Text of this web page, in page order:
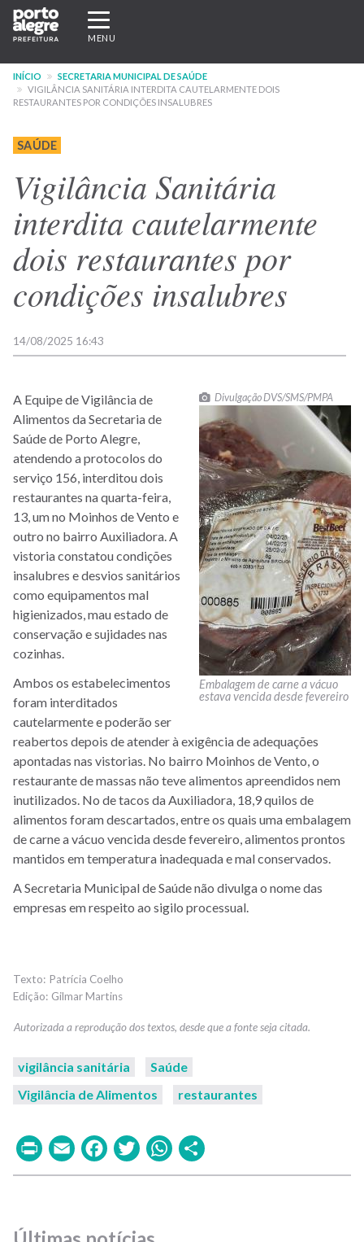
Pular
para
conteúdo
principal
Expandir/recolher
navegação
MENU
INÍCIO
SECRETARIA MUNICIPAL DE SAÚDE
VIGILÂNCIA SANITÁRIA INTERDITA CAUTELARMENTE DOIS
RESTAURANTES POR CONDIÇÕES INSALUBRES
SAÚDE
Vigilância Sanitária
interdita cautelarmente
dois restaurantes por
condições insalubres
14/08/2025 16:43
Divulgação DVS/SMS/PMPA
Embalagem de carne a vácuo
estava vencida desde fevereiro
A Equipe de Vigilância de
Alimentos da Secretaria de
Saúde de Porto Alegre,
atendendo a protocolos do
serviço 156, interditou dois
restaurantes na quarta-feira,
13, um no Moinhos de Vento e
outro no bairro Auxiliadora. A
vistoria constatou condições
insalubres e desvios sanitários
como equipamentos mal
higienizados, mau estado de
conservação e sujidades nas
cozinhas.
Ambos os estabelecimentos
foram interditados
cautelarmente e poderão ser
reabertos depois de atender à exigência de adequações
apontadas nas vistorias. No bairro Moinhos de Vento, o
restaurante de massas não teve alimentos apreendidos nem
inutilizados. No de tacos da Auxiliadora, 18,9 quilos de
alimentos foram descartados, entre os quais uma embalagem
de carne a vácuo vencida desde fevereiro, alimentos prontos
mantidos em temperatura inadequada e mal conservados.
A Secretaria Municipal de Saúde não divulga o nome das
empresas em respeito ao sigilo processual.
Patrícia Coelho
Gilmar Martins
vigilância sanitária
Saúde
Vigilância de Alimentos
restaurantes
PrintEmailFacebook
TwitterWhatsApp